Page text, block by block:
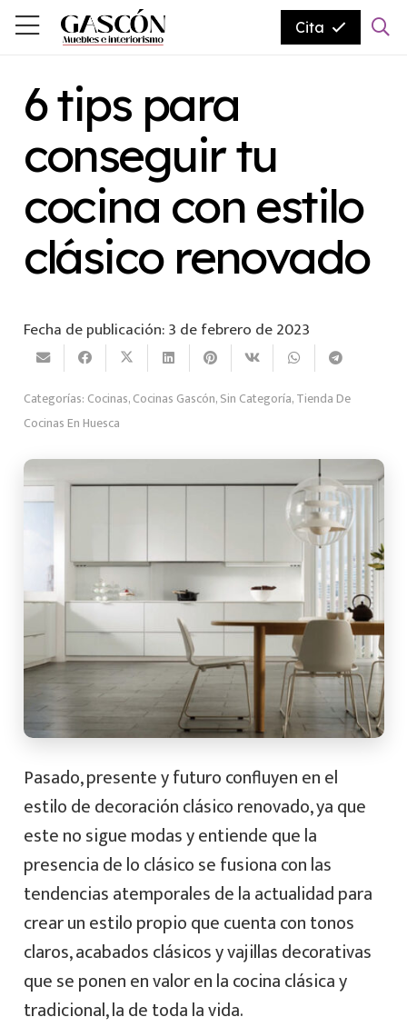
Cita
6 tips para
conseguir tu
cocina con estilo
clásico renovado
Fecha de publicación:3 de febrero de 2023
Categorías: Cocinas,Cocinas Gascón,Sin Categoría,Tienda De
Cocinas En Huesca
Pasado, presente y futuro confluyen en el
estilo de decoración clásico renovado, ya que
este no sigue modas y entiende que la
presencia de lo clásico se fusiona con las
tendencias atemporales de la actualidad para
crear un estilo propio que cuenta con tonos
claros, acabados clásicos y vajillas decorativas
que se ponen en valor en la cocina clásica y
tradicional, la de toda la vida.